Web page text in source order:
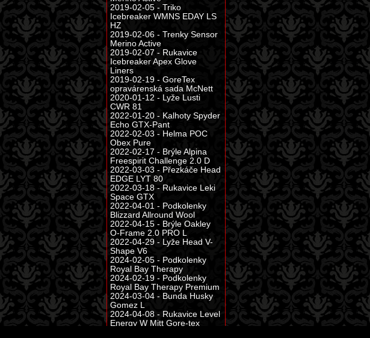
2019-02-05 - Triko
Icebreaker WMNS EDAY LS
HZ
2019-02-06 - Trenky Sensor
Merino Active
2019-02-07 - Rukavice
Icebreaker Apex Glove
Liners
2019-02-19 - GoreTex
opravárenská sada McNett
2020-01-12 - Lyže Lusti
CWR 81
2022-01-20 - Kalhoty Spyder
Echo GTX-Pant
2022-02-03 - Helma POC
Obex Pure
2022-02-17 - Brýle Alpina
Freespirit Challenge 2.0 D
2022-03-03 - Přezkáče Head
EDGE LYT 80
2022-03-18 - Rukavice Leki
Space GTX
2022-04-01 - Podkolenky
Blizzard Allround Wool
2022-04-15 - Brýle Oakley
O-Frame 2.0 PRO L
2022-04-29 - Lyže Head V-
Shape V6
2024-02-05 - Podkolenky
Royal Bay Therapy
2024-02-19 - Podkolenky
Royal Bay Therapy Premium
2024-03-04 - Bunda Husky
Gomez L
2024-04-08 - Rukavice Level
Energy W Mitt Gore-tex